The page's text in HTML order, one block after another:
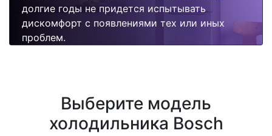
долгие годы не придется испытывать
дискомфорт с появлениями тех или иных
проблем.
Выберите модель
холодильника Bosch